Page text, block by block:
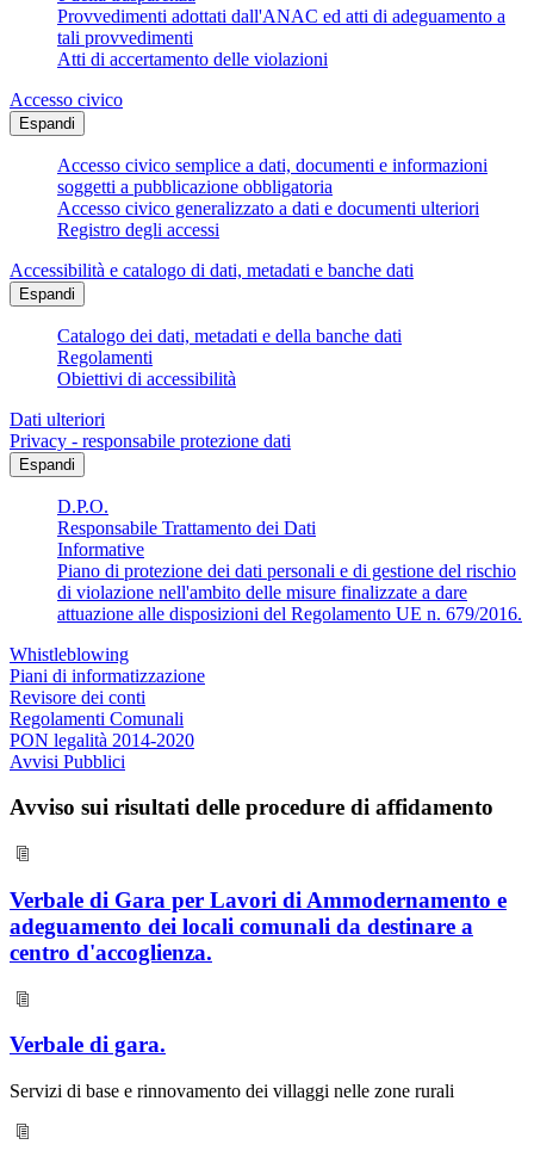
Provvedimenti adottati dall'ANAC ed atti di adeguamento a
tali provvedimenti
Atti di accertamento delle violazioni
Accesso civico
Espandi
Accesso civico semplice a dati, documenti e informazioni
soggetti a pubblicazione obbligatoria
Accesso civico generalizzato a dati e documenti ulteriori
Registro degli accessi
Accessibilità e catalogo di dati, metadati e banche dati
Espandi
Catalogo dei dati, metadati e della banche dati
Regolamenti
Obiettivi di accessibilità
Dati ulteriori
Privacy - responsabile protezione dati
Espandi
D.P.O.
Responsabile Trattamento dei Dati
Informative
Piano di protezione dei dati personali e di gestione del rischio
di violazione nell'ambito delle misure finalizzate a dare
attuazione alle disposizioni del Regolamento UE n. 679/2016.
Whistleblowing
Piani di informatizzazione
Revisore dei conti
Regolamenti Comunali
PON legalità 2014-2020
Avvisi Pubblici
Avviso sui risultati delle procedure di affidamento
Verbale di Gara per Lavori di Ammodernamento e
adeguamento dei locali comunali da destinare a
centro d'accoglienza.
Verbale di gara.
Servizi di base e rinnovamento dei villaggi nelle zone rurali